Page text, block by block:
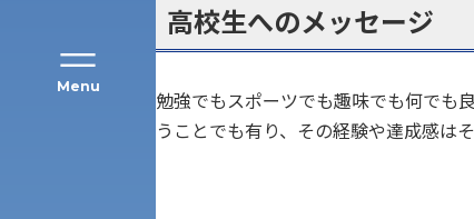
Menu
高校生へのメッセージ
勉強でもスポーツでも趣味でも何でも
うことでも有り、その経験や達成感は